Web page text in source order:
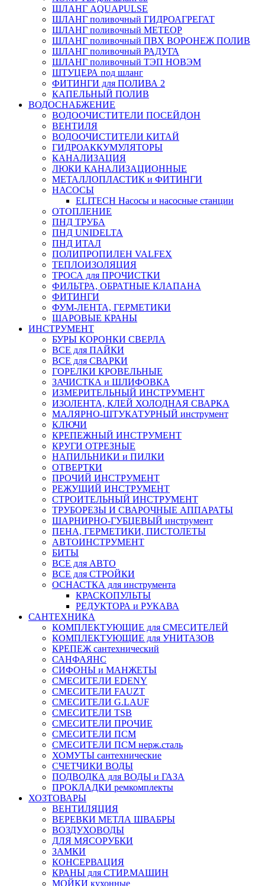
ШЛАНГ AQUAPULSE
ШЛАНГ поливочный ГИДРОАГРЕГАТ
ШЛАНГ поливочный МЕТЕОР
ШЛАНГ поливочный ПВХ ВОРОНЕЖ ПОЛИВ
ШЛАНГ поливочный РАДУГА
ШЛАНГ поливочный ТЭП НОВЭМ
ШТУЦЕРА под шланг
ФИТИНГИ для ПОЛИВА 2
КАПЕЛЬНЫЙ ПОЛИВ
ВОДОСНАБЖЕНИЕ
ВОДООЧИСТИТЕЛИ ПОСЕЙДОН
ВЕНТИЛЯ
ВОДООЧИСТИТЕЛИ КИТАЙ
ГИДРОАККУМУЛЯТОРЫ
КАНАЛИЗАЦИЯ
ЛЮКИ КАНАЛИЗАЦИОННЫЕ
МЕТАЛЛОПЛАСТИК и ФИТИНГИ
НАСОСЫ
ELITECH Насосы и насосные станции
ОТОПЛЕНИЕ
ПНД ТРУБА
ПНД UNIDELTA
ПНД ИТАЛ
ПОЛИПРОПИЛЕН VALFEX
ТЕПЛОИЗОЛЯЦИЯ
ТРОСА для ПРОЧИСТКИ
ФИЛЬТРА, ОБРАТНЫЕ КЛАПАНА
ФИТИНГИ
ФУМ-ЛЕНТА, ГЕРМЕТИКИ
ШАРОВЫЕ КРАНЫ
ИНСТРУМЕНТ
БУРЫ КОРОНКИ СВЕРЛА
ВСЕ для ПАЙКИ
ВСЕ для СВАРКИ
ГОРЕЛКИ КРОВЕЛЬНЫЕ
ЗАЧИСТКА и ШЛИФОВКА
ИЗМЕРИТЕЛЬНЫЙ ИНСТРУМЕНТ
ИЗОЛЕНТА, КЛЕЙ ХОЛОДНАЯ СВАРКА
МАЛЯРНО-ШТУКАТУРНЫЙ инструмент
КЛЮЧИ
КРЕПЕЖНЫЙ ИНСТРУМЕНТ
КРУГИ ОТРЕЗНЫЕ
НАПИЛЬНИКИ и ПИЛКИ
ОТВЕРТКИ
ПРОЧИЙ ИНСТРУМЕНТ
РЕЖУЩИЙ ИНСТРУМЕНТ
СТРОИТЕЛЬНЫЙ ИНСТРУМЕНТ
ТРУБОРЕЗЫ И СВАРОЧНЫЕ АППАРАТЫ
ШАРНИРНО-ГУБЦЕВЫЙ инструмент
ПЕНА, ГЕРМЕТИКИ, ПИСТОЛЕТЫ
АВТОИНСТРУМЕНТ
БИТЫ
ВСЕ для АВТО
ВСЕ для СТРОЙКИ
ОСНАСТКА для инструмента
КРАСКОПУЛЬТЫ
РЕДУКТОРА и РУКАВА
САНТЕХНИКА
КОМПЛЕКТУЮЩИЕ для СМЕСИТЕЛЕЙ
КОМПЛЕКТУЮЩИЕ для УНИТАЗОВ
КРЕПЕЖ сантехнический
САНФАЯНС
СИФОНЫ и МАНЖЕТЫ
СМЕСИТЕЛИ EDENY
СМЕСИТЕЛИ FAUZT
СМЕСИТЕЛИ G.LAUF
СМЕСИТЕЛИ TSB
СМЕСИТЕЛИ ПРОЧИЕ
СМЕСИТЕЛИ ПСМ
СМЕСИТЕЛИ ПСМ нерж.сталь
ХОМУТЫ сантехнические
СЧЕТЧИКИ ВОДЫ
ПОДВОДКА для ВОДЫ и ГАЗА
ПРОКЛАДКИ ремкомплекты
ХОЗТОВАРЫ
ВЕНТИЛЯЦИЯ
ВЕРЕВКИ МЕТЛА ШВАБРЫ
ВОЗДУХОВОДЫ
ДЛЯ МЯСОРУБКИ
ЗАМКИ
КОНСЕРВАЦИЯ
КРАНЫ для СТИР.МАШИН
МОЙКИ кухонные